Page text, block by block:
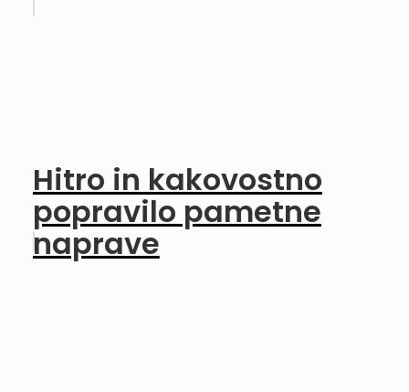
Hitro in kakovostno
popravilo pametne
naprave